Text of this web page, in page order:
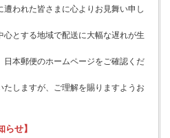
われた皆さまに心よりお見舞い申し
とする地域で配送に大幅な遅れが生
本郵便のホームページをご確認くだ
しますが、ご理解を賜りますようお
らせ】